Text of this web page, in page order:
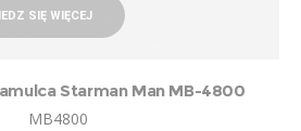
SIĘ WIĘCEJ
Starman Man MB-4800
MB4800